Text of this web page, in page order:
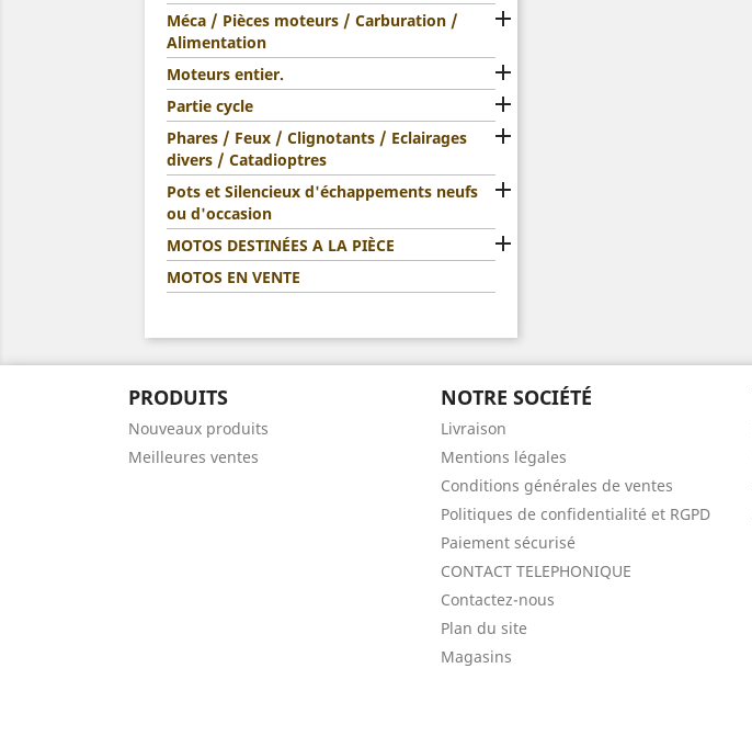
Méca / Pièces moteurs / Carburation /
Alimentation

Moteurs entier. 
Partie cycle 
Phares / Feux / Clignotants / Eclairages
divers / Catadioptres

Pots et Silencieux d'échappements neufs
ou d'occasion

MOTOS DESTINÉES A LA PIÈCE 
MOTOS EN VENTE
PRODUITS
Nouveaux produits
Meilleures ventes
NOTRE SOCIÉTÉ
Livraison
Mentions légales
Conditions générales de ventes
Politiques de confidentialité et RGPD
Paiement sécurisé
CONTACT TELEPHONIQUE
Contactez-nous
Plan du site
Magasins